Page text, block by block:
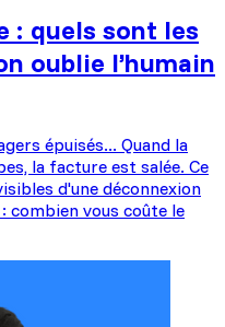
: quels sont les
oublie l’humain
épuisés... Quand la
la facture est salée. Ce
d'une déconnexion
combien vous coûte le